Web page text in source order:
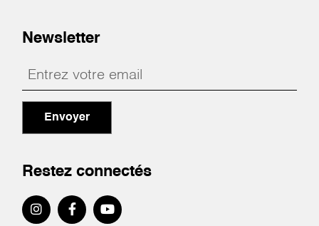
Newsletter
Envoyer
Restez connectés